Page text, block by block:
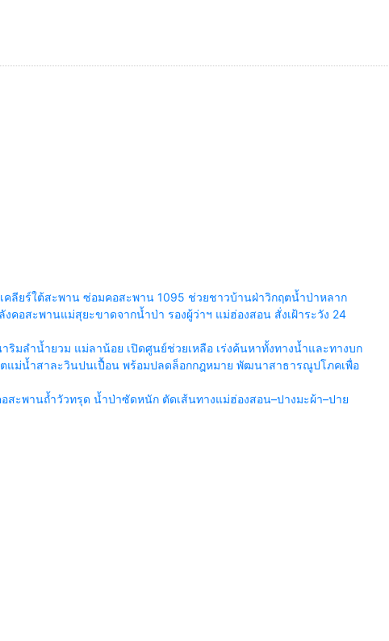
ลียร์ใต้สะพาน ซ่อมคอสะพาน 1095 ช่วยชาวบ้านฝ่าวิกฤตน้ำป่าหลาก
คอสะพานแม่สุยะขาดจากน้ำป่า รองผู้ว่าฯ แม่ฮ่องสอน สั่งเฝ้าระวัง 24
มลำน้ำยวม แม่ลาน้อย เปิดศูนย์ช่วยเหลือ เร่งค้นหาทั้งทางน้ำและทางบก
แม่น้ำสาละวินปนเปื้อน พร้อมปลดล็อกกฎหมาย พัฒนาสาธารณูปโภคเพื่อ
ะพานถ้ำวัวทรุด น้ำป่าซัดหนัก ตัดเส้นทางแม่ฮ่องสอน–ปางมะผ้า–ปาย